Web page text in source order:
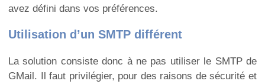
avez défini dans vos préférences.
Utilisation d’un SMTP différent
La solution consiste donc à ne pas utiliser le SMTP de
GMail. Il faut privilégier, pour des raisons de sécurité et